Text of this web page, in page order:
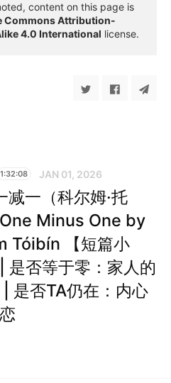
content on this page is
Commons Attribution-
4.0 International license.
1:32:08 JAN 01, 2026
减一（科尔姆·托
Minus One by
Tóibín 【短篇小
是否等于零：家人的
是否TA仍在：内心